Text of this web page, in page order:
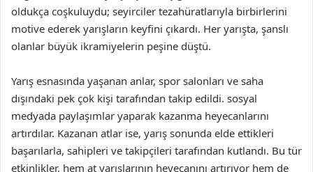
oldukça coşkuluydu; seyirciler tezahüratlarıyla birbirlerini
motive ederek yarışların keyfini çıkardı. Her yarışta, şanslı
olanlar büyük ikramiyelerin peşine düştü.
Yarış esnasında yaşanan anlar, spor salonları ve saha
dışındaki pek çok kişi tarafından takip edildi. sosyal
medyada paylaşımlar yaparak kazanma heyecanlarını
artırdılar. Kazanan atlar ise, yarış sonunda elde ettikleri
başarılarla, sahipleri ve takipçileri tarafından kutlandı. Bu tür
etkinlikler, hem at yarışlarının heyecanını artırıyor hem de